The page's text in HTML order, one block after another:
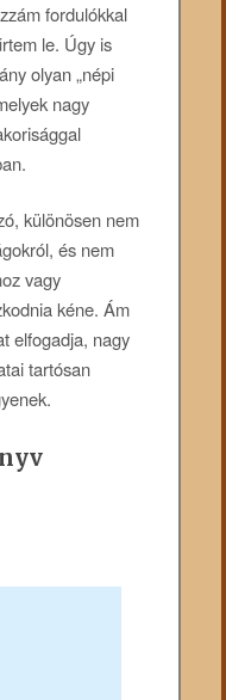
fordulókkal
le. Úgy is
olyan „népi
nagy
különösen nem
és nem
vagy
kéne. Ám
elfogadja, nagy
tartósan